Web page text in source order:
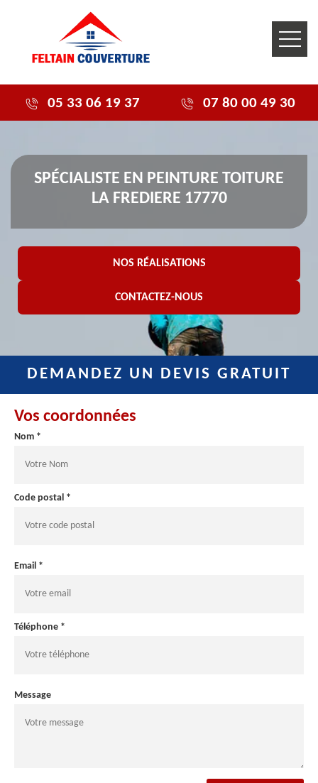
05 33 06 19 37 07 80 00 49 30
SPÉCIALISTE EN PEINTURE TOITURE
LA FREDIERE 17770
NOS RÉALISATIONS
CONTACTEZ-NOUS
DEMANDEZ UN DEVIS GRATUIT
Vos coordonnées
Nom *
Code postal *
Email *
Téléphone *
Message